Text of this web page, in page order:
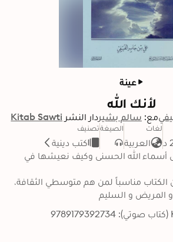
عينة
لأنك الله
مع: سالم بشيردار النشر Kitab Sawti
لغات
العربية
الصيغةتصنيف
كتب دينية
المريض و السليم